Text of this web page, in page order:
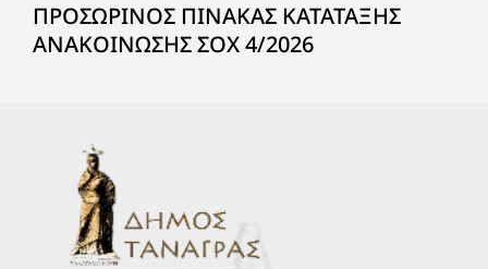
ΠΡΟΣΩΡΙΝΟΣ ΠΙΝΑΚΑΣ ΚΑΤΑΤΑΞΗΣ
ΑΝΑΚΟΙΝΩΣΗΣ ΣΟΧ 4/2026